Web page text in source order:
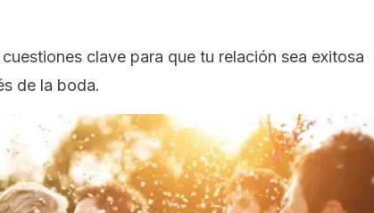
clave para que tu relación sea exitosa
de la boda.